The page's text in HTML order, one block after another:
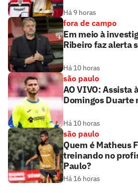
Há 9 horas
fora de campo
Em meio à
Ribeiro faz alerta
Há 10 horas
são paulo
AO VIVO: Assista
Domingos Duarte
Há 10 horas
são paulo
Quem é Matheus
treinando no
Paulo?
Há 16 horas